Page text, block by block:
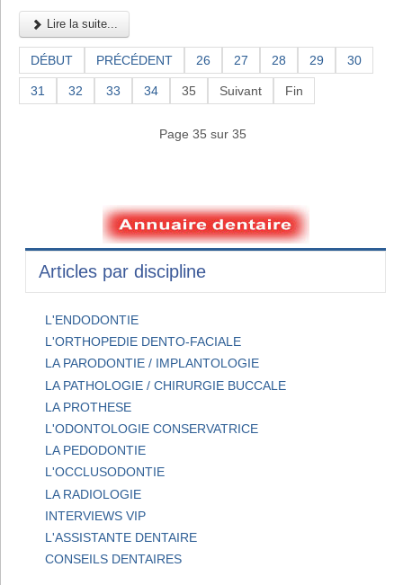
Lire la suite...
DÉBUT PRÉCÉDENT 26 27 28 29 30
31 32 33 34 35 Suivant Fin
Page 35 sur 35
Articles par discipline
L'ENDODONTIE
L'ORTHOPEDIE DENTO-FACIALE
LA PARODONTIE / IMPLANTOLOGIE
LA PATHOLOGIE / CHIRURGIE BUCCALE
LA PROTHESE
L'ODONTOLOGIE CONSERVATRICE
LA PEDODONTIE
L'OCCLUSODONTIE
LA RADIOLOGIE
INTERVIEWS VIP
L'ASSISTANTE DENTAIRE
CONSEILS DENTAIRES